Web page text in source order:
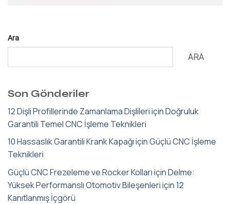
Ara
ARA
Son Gönderiler
12 Dişli Profillerinde Zamanlama Dişlileri için Doğruluk
Garantili Temel CNC İşleme Teknikleri
10 Hassaslık Garantili Krank Kapağı için Güçlü CNC İşleme
Teknikleri
Güçlü CNC Frezeleme ve Rocker Kolları için Delme:
Yüksek Performanslı Otomotiv Bileşenleri için 12
Kanıtlanmış İçgörü